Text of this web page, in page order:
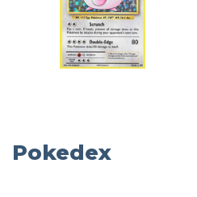
Pokedex